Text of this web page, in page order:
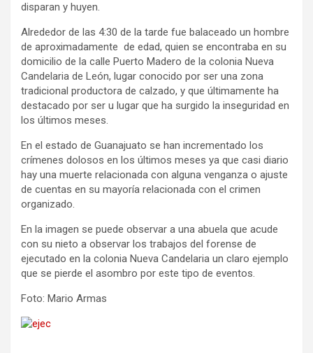
disparan y huyen.
Alrededor de las 4:30 de la tarde fue balaceado un hombre
de aproximadamente de edad, quien se encontraba en su
domicilio de la calle Puerto Madero de la colonia Nueva
Candelaria de León, lugar conocido por ser una zona
tradicional productora de calzado, y que últimamente ha
destacado por ser u lugar que ha surgido la inseguridad en
los últimos meses.
En el estado de Guanajuato se han incrementado los
crímenes dolosos en los últimos meses ya que casi diario
hay una muerte relacionada con alguna venganza o ajuste
de cuentas en su mayoría relacionada con el crimen
organizado.
En la imagen se puede observar a una abuela que acude
con su nieto a observar los trabajos del forense de
ejecutado en la colonia Nueva Candelaria un claro ejemplo
que se pierde el asombro por este tipo de eventos.
Foto: Mario Armas